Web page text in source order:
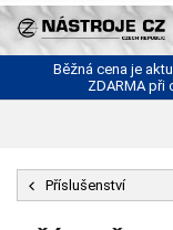
Běžná cena je
ZDARMA při
Příslušenství